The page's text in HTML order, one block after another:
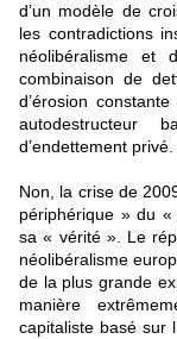
d’un modèle de
les contradictions
néolibéralisme et
combinaison de
d’érosion
autodestructeur
d’endettement privé.
Non, la crise de
périphérique » du «
sa « vérité ». Le
néolibéralisme
de la plus grande
manière
capitaliste basé sur